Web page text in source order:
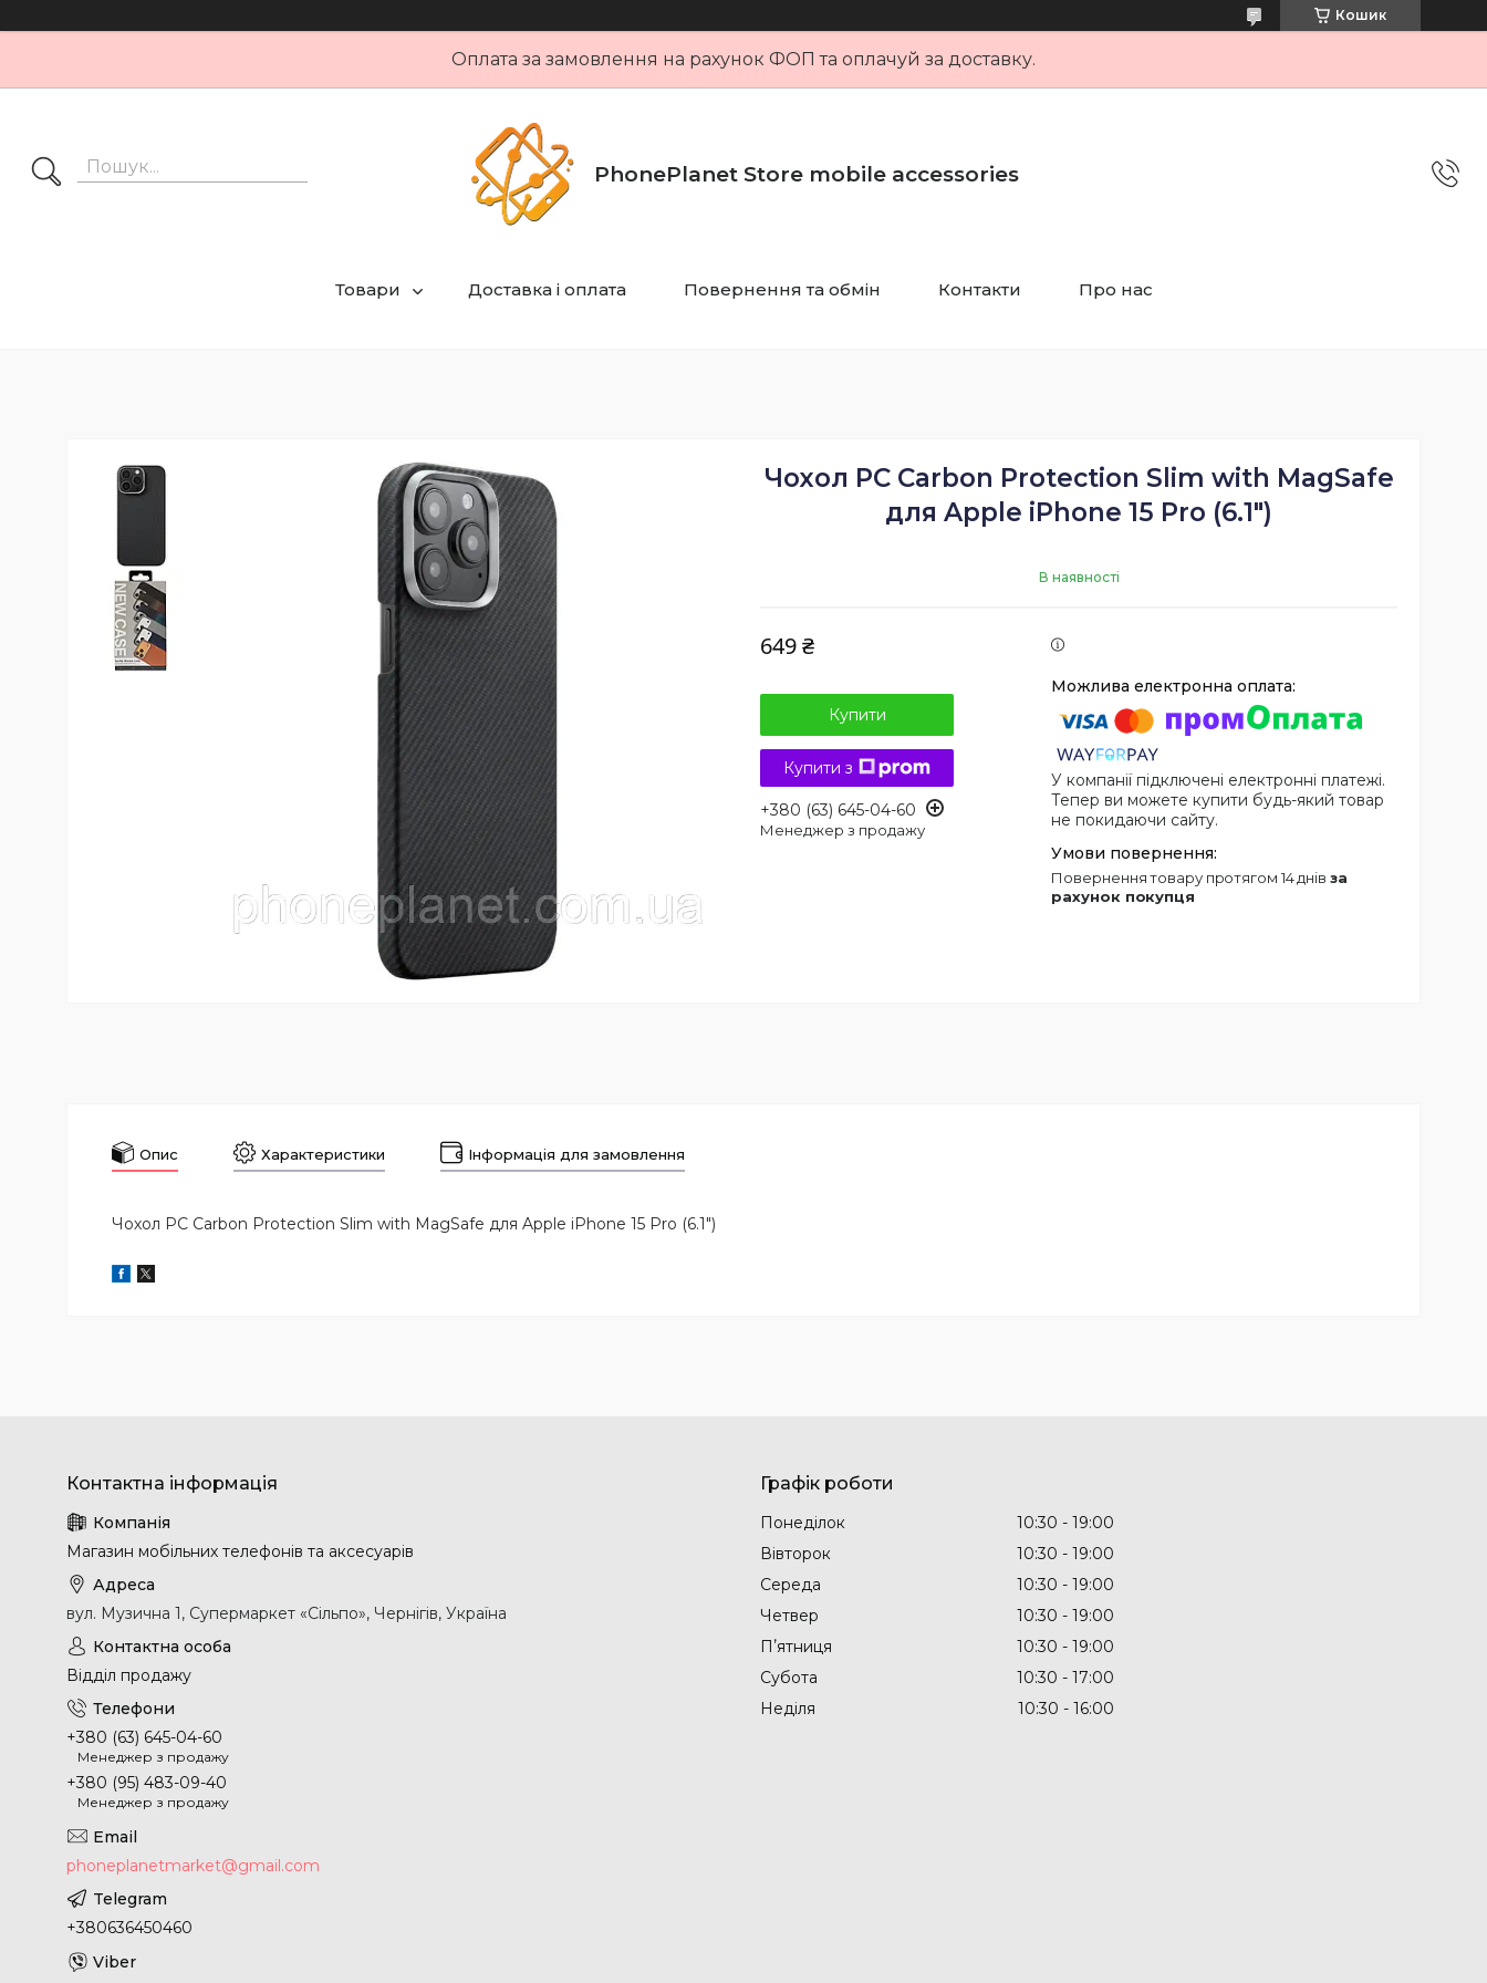
Кошик
Оплата за замовлення на рахунок ФОП та оплачуй за доставку.
PhonePlanet Store mobile accessories
Товари Доставка і оплата Повернення та обмін Контакти Про нас
Чохол PC Carbon Protection Slim with MagSafe
для Apple iPhone 15 Pro (6.1")
В наявності
649 ₴
Купити
Купити з
+380 (63) 645-04-60
Менеджер з продажу
У компанії підключені електронні платежі.
Тепер ви можете купити будь-який товар
не покидаючи сайту.
повернення товару протягом 14 днів за
рахунок покупця
Опис Характеристики Інформація для замовлення
Чохол PC Carbon Protection Slim with MagSafe для Apple iPhone 15 Pro (6.1")
Магазин мобільних телефонів та аксесуарів
вул. Музична 1, Супермаркет «Сільпо», Чернігів, Україна
Відділ продажу
+380 (63) 645-04-60
Менеджер з продажу
+380 (95) 483-09-40
Менеджер з продажу
phoneplanetmarket@gmail.com
+380636450460
Графік роботи
Понеділок 10:30
19:00
Вівторок
10:30
19:00
Середа
10:30
19:00
Четвер
10:30
19:00
Пʼятниця
10:30
19:00
Субота
10:30
17:00
Неділя
10:30 16:00